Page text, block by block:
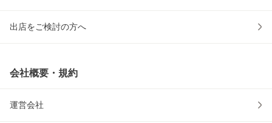
出店をご検討の方へ
会社概要・規約
運営会社